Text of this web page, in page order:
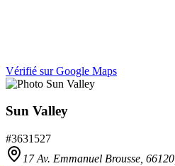
Vérifié sur Google Maps
Sun Valley
#3631527
17 Av. Emmanuel Brousse, 66120